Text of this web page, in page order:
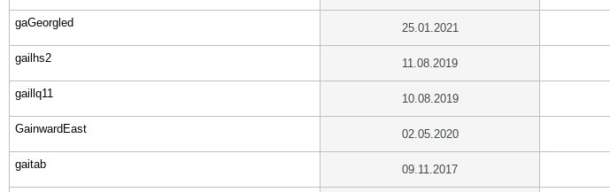
gaGeorgled 25.01.2021
gailhs2 11.08.2019
gaillq11 10.08.2019
GainwardEast 02.05.2020
gaitab 09.11.2017